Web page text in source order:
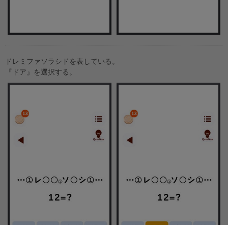
ドレミファソラシドを表している。
『ドア』を選択する。